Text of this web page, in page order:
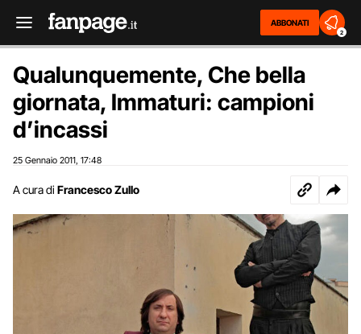
ABBONATI
2
Qualunquemente, Che bella
giornata, Immaturi: campioni
d’incassi
25 Gennaio 2011 17:48
A cura di Francesco Zullo